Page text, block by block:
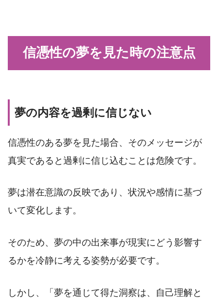
信憑性の夢を見た時の注意点
夢の内容を過剰に信じない
信憑性のある夢を見た場合、そのメッセージが
真実であると過剰に信じ込むことは危険です。
夢は潜在意識の反映であり、状況や感情に基づ
いて変化します。
そのため、夢の中の出来事が現実にどう影響す
るかを冷静に考える姿勢が必要です。
しかし、「夢を通じて得た洞察は、自己理解と